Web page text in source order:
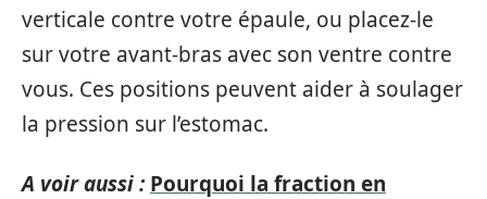
verticale contre votre épaule, ou placez-le
sur votre avant-bras avec son ventre contre
vous. Ces positions peuvent aider à soulager
la pression sur l’estomac.
A voir aussi : Pourquoi la fraction en